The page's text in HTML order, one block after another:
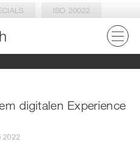
ISO 20022
digitalen Experience
2022